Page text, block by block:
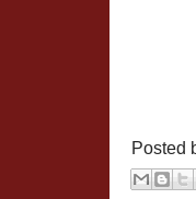
Posted